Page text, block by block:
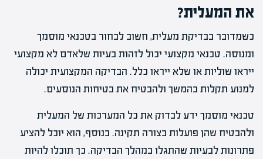
את המעלית?
כשמדובר בבדיקת מעלית, חשוב לבחור בטכנאי מוסמך
ומנוסה. טכנאי מקצועי יכול לזהות בעיות שלאדם לא מקצועי
ייראו שוליות או שלא ייראו כלל. הבדיקה המקצועית יכולה
למנוע תקלות בהמשך ולהבטיח את בטיחות הנוסעים.
טכנאי מוסמך ידע לבדוק את כל המערכות של המעלית
ולהבטיח שהן פועלות בצורה תקינה. בנוסף, הוא יוכל להציע
פתרונות לבעיות שהתגלו במהלך הבדיקה. כך תוכלו להיות